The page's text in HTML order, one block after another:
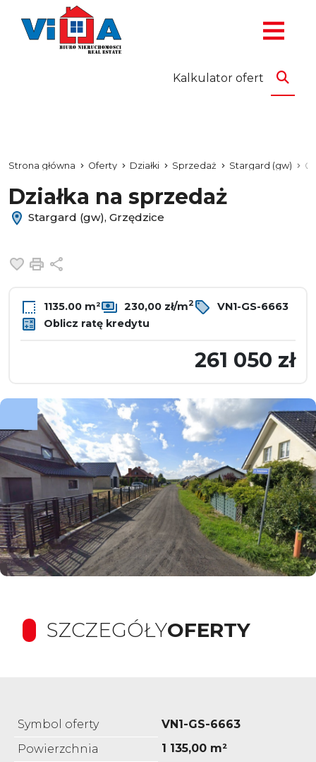
Kalkulator ofert
Strona główna Oferty Działki Sprzedaż Stargard (gw)
Działka na sprzedaż
Stargard (gw), Grzędzice
Dodaj do ulubionych
Drukuj
1135.00 m² 230,00 zł/m2
VN1-GS-6663
Oblicz ratę kredytu
261 050 zł
SZCZEGÓŁYOFERTY
Symbol oferty
VN1-GS-6663
Powierzchnia
1 135,00 m²